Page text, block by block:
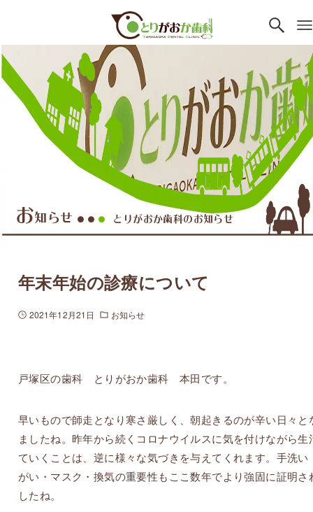
お知らせ ●● ● とりがおか歯科のお知らせ
年末年始の診療について
2021年12月21日 お知らせ
戸塚区の歯科 とりがおか歯科 本田です。
早いもので師走となり寒さ厳しく、朝起きるのが辛い日々と
ましたね。昨年から続くコロナウイルスに気を付けながら生
ていくことは、逆に様々な気づきを与えてくれます。手洗い
がい・マスク・換気の重要性もここ数年でより強固に証明さ
したね。